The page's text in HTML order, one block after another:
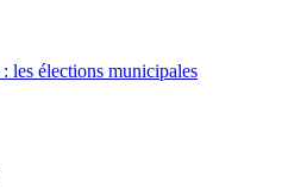
les élections municipales